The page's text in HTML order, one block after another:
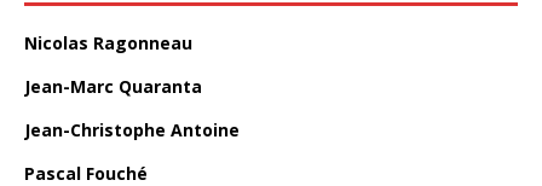
Nicolas Ragonneau
Jean-Marc Quaranta
Jean-Christophe Antoine
Pascal Fouché